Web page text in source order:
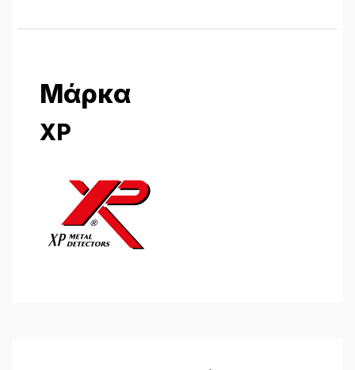
Μάρκα
XP